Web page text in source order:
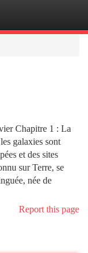
Chapitre 1 : La
galaxies sont
et des sites
sur Terre, se
née de
Report this page